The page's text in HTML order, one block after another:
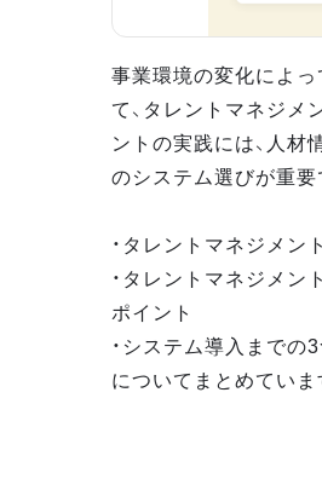
事業環境の変化によ
て、タレントマネジメ
ントの実践には、人
のシステム選びが重要
・タレントマネジメ
・タレントマネジメ
ポイント
・システム導入までの
についてまとめていま